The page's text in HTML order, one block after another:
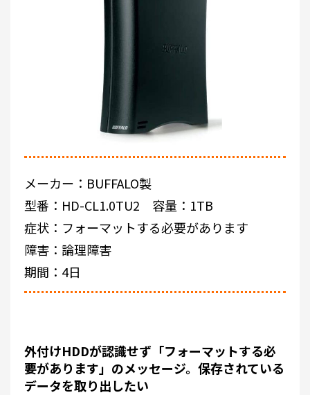
メーカー：BUFFALO製
型番：HD-CL1.0TU2 容量：1TB
症状：フォーマットする必要があります
障害：論理障害
期間：4日
外付けHDDが認識せず「フォーマットする必
要があります」のメッセージ。保存されている
データを取り出したい